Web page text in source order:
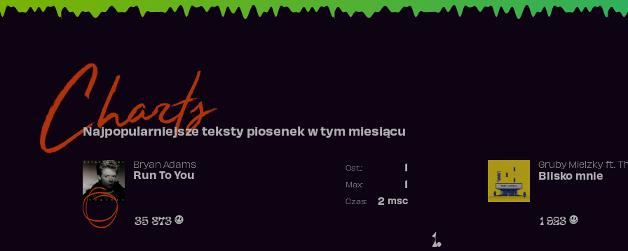
Charts
Najpopularniejsze teksty piosenek w tym miesiącu
1.
Bryan Adams
Run To You
35 873
Ost.:
Max:
2 msc
Czas:
Gruby Mielzkyft.
Blisko mnie
1 923